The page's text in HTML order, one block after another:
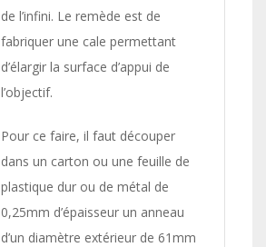
de l’infini. Le remède est de
fabriquer une cale permettant
d’élargir la surface d’appui de
l’objectif.
Pour ce faire, il faut découper
dans un carton ou une feuille de
plastique dur ou de métal de
0,25mm d’épaisseur un anneau
d’un diamètre extérieur de 61mm